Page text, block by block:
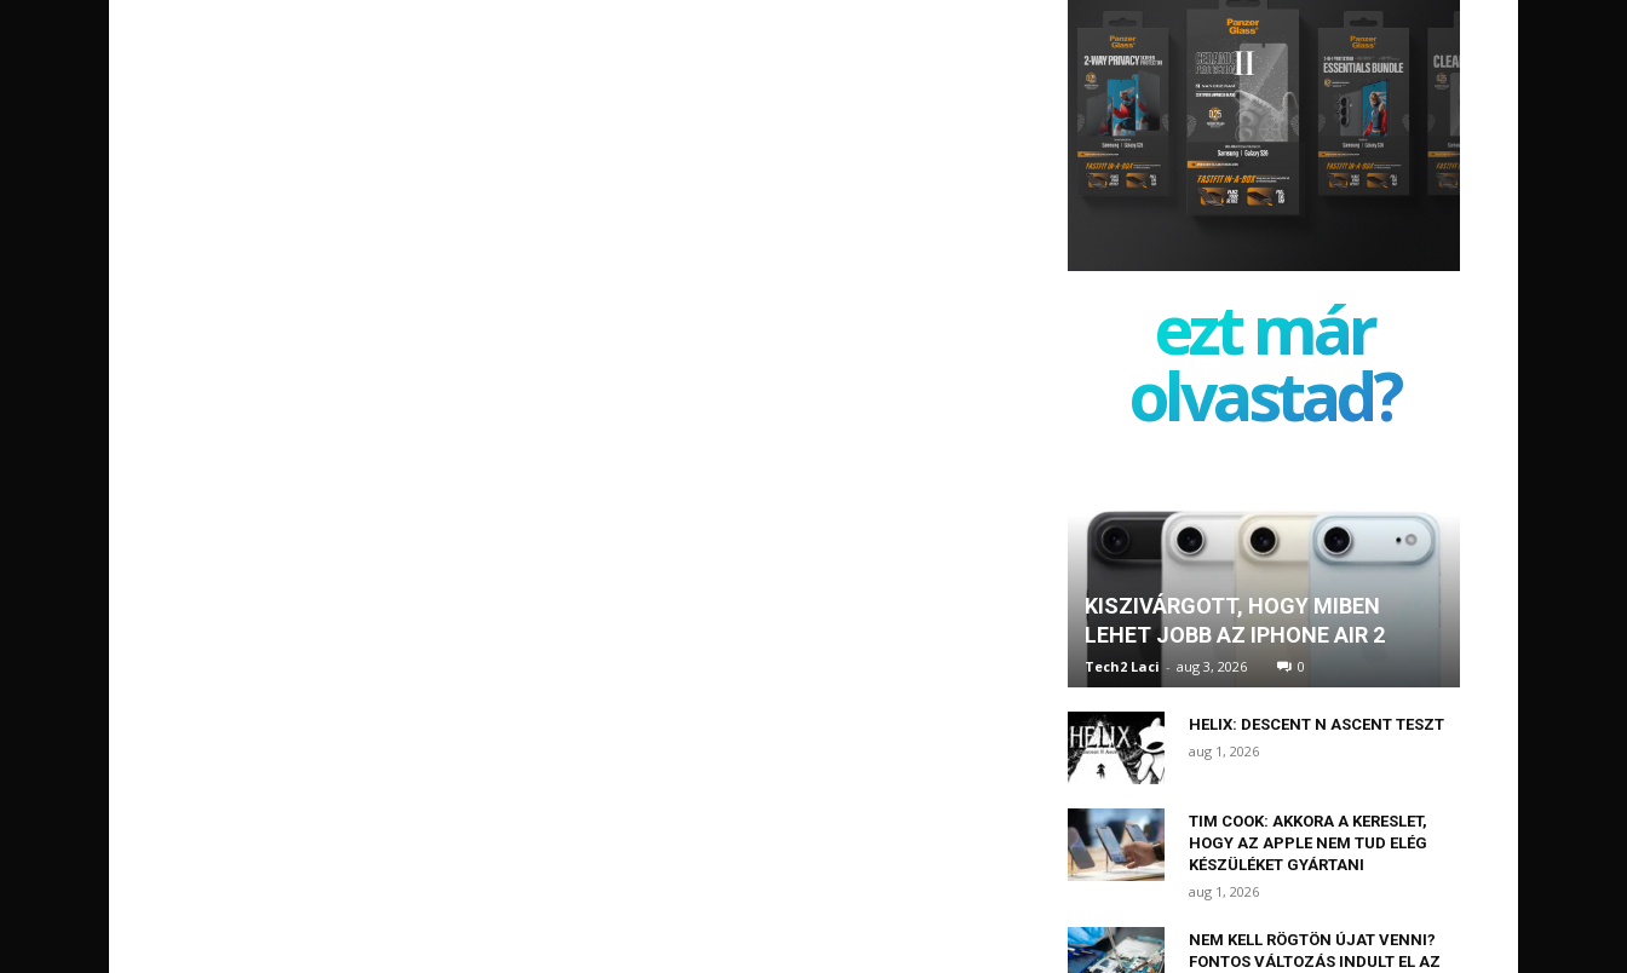
ezt már
olvastad?
KISZIVÁRGOTT, HOGY MIBEN
LEHET JOBB AZ IPHONE AIR 2
Tech2 Laci - aug 3, 2026 0
HELIX: DESCENT N ASCENT TESZT
aug 1, 2026
TIM COOK: AKKORA A KERESLET,
HOGY AZ APPLE NEM TUD ELÉG
KÉSZÜLÉKET GYÁRTANI
aug 1, 2026
NEM KELL RÖGTÖN ÚJAT VENNI?
FONTOS VÁLTOZÁS INDULT EL AZ